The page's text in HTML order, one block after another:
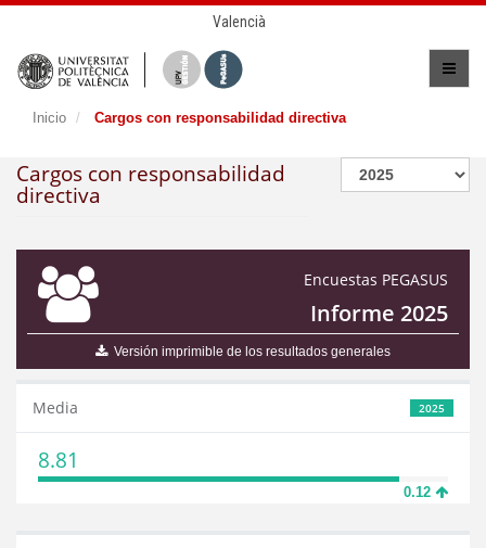
Valencià
Inicio Cargos con responsabilidad directiva
Cargos con responsabilidad
directiva
Encuestas PEGASUS
Informe 2025
Versión imprimible de los resultados generales
2025
Media
8.81
0.12